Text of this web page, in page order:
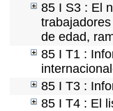
85 I S3 : El
de edad,
85 I T1 :
85 I T3 :
85 I T4 : El